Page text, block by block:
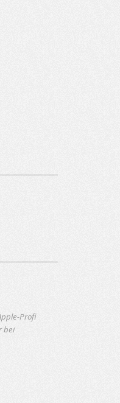
Profi
bei